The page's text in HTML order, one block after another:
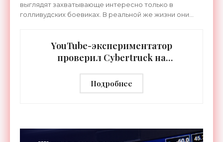
выглядят захватывающе интересно только в
голливудских боевиках. В реальной же жизни они
YouTube-экспериментатор
проверил Cybertruck на
Подробнее